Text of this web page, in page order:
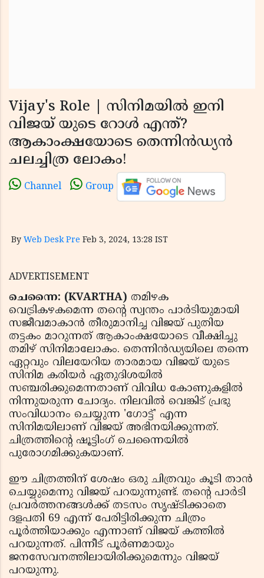
Vijay's Role | സിനിമയില്‍ ഇനി
വിജയ് യുടെ റോള്‍ എന്ത്?
ആകാംക്ഷയോടെ തെന്നിന്‍ഡ്യന്‍
ചലച്ചിത്ര ലോകം!
Channel Group
By Web Desk Pre Feb 3, 2024, 13:28 IST
ADVERTISEMENT
ചെന്നൈ: (KVARTHA) തമിഴക
വെട്രികഴകമെന്ന തന്റെ സ്വന്തം പാര്‍ടിയുമായി
സജീവമാകാന്‍ തീരുമാനിച്ച വിജയ് പുതിയ
തട്ടകം മാറുന്നത് ആകാംക്ഷയോടെ വീക്ഷിച്ചു
തമിഴ് സിനിമാലോകം. തെന്നിന്‍ഡ്യയിലെ തന്നെ
ഏറ്റവും വിലയേറിയ താരമായ വിജയ് യുടെ
സിനിമ കരിയര്‍ ഏതുദിശയില്‍
സഞ്ചരിക്കുമെന്നതാണ് വിവിധ കോണുകളില്‍
നിന്നുയരുന്ന ചോദ്യം. നിലവില്‍ വെങ്കിട് പ്രഭു
സംവിധാനം ചെയ്യുന്ന 'ഗോട്ട്' എന്ന
സിനിമയിലാണ് വിജയ് അഭിനയിക്കുന്നത്.
ചിത്രത്തിന്റെ ഷൂട്ടിംഗ് ചെന്നൈയില്‍
പുരോഗമിക്കുകയാണ്.
ഈ ചിത്രത്തിന് ശേഷം ഒരു ചിത്രവും കൂടി താന്‍
ചെയ്യുമെന്നു വിജയ് പറയുന്നുണ്ട്. തന്റെ പാര്‍ടി
പ്രവര്‍ത്തനങ്ങള്‍ക്ക് തടസം സൃഷ്ടിക്കാതെ
ദളപതി 69 എന്ന് പേരിട്ടിരിക്കുന്ന ചിത്രം
പൂര്‍ത്തിയാക്കും എന്നാണ് വിജയ് കത്തില്‍
പറയുന്നത്. പിന്നീട് പൂര്‍ണമായും
ജനസേവനത്തിലായിരിക്കുമെന്നും വിജയ്
പറയുന്നു.